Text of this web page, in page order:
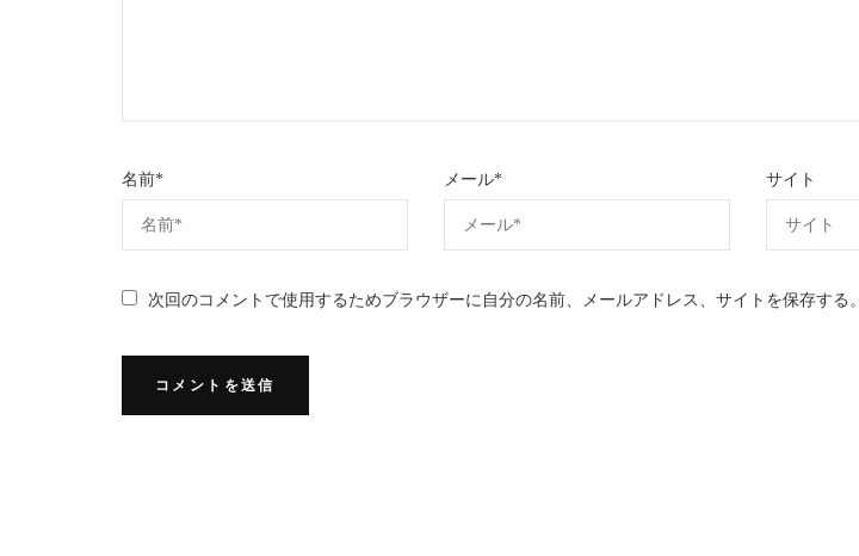
名前* メール* サイト
次回のコメントで使用するためブラウザーに自分の名前、メールアドレス、サイトを保存する。